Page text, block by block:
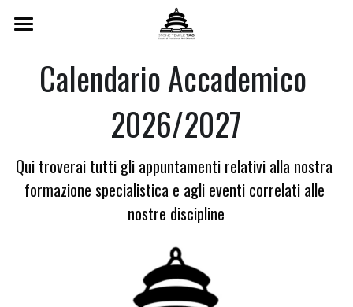
Scuola
Corsi Settimanali
Formazione Triennale
Calendario Accademico
2026/2027
Qui troverai tutti gli appuntamenti relativi alla nostra
formazione specialistica e agli eventi correlati alle
nostre discipline